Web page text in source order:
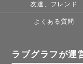
🤰マタニティフォト
一人の女性が母にな
言われるので、
友達、フレンド
よくある質問
ラブグラフが運